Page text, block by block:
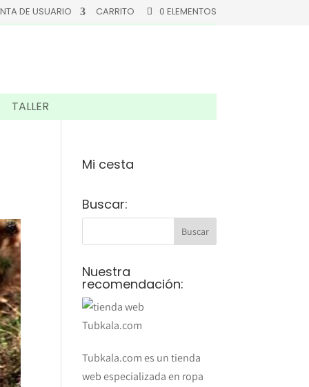
DE USUARIO CARRITO 0 ELEMENTOS
TALLER
Mi cesta
Buscar:
Nuestra
recomendación:
Tubkala.com es un tienda
web especializada en ropa